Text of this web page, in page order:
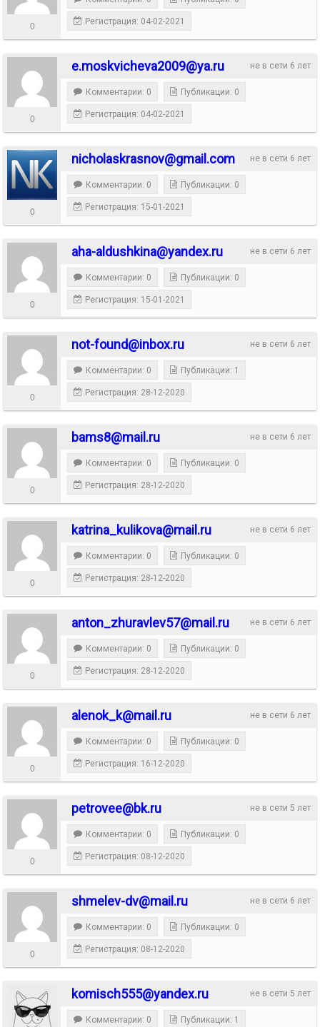
0 Регистрация: 04-02-2021
не в сети 6 лет
e.moskvicheva2009@ya.ru
0
Комментарии: 0 Публикации: 0
Регистрация: 04-02-2021
не в сети 6 лет
nicholaskrasnov@gmail.com
0
Комментарии: 0 Публикации: 0
Регистрация: 15-01-2021
не в сети 6 лет
aha-aldushkina@yandex.ru
0
Комментарии: 0 Публикации: 0
Регистрация: 15-01-2021
не в сети 6 лет
not-found@inbox.ru
0
Комментарии: 0 Публикации: 1
Регистрация: 28-12-2020
не в сети 6 лет
bams8@mail.ru
0
Комментарии: 0 Публикации: 0
Регистрация: 28-12-2020
не в сети 6 лет
katrina_kulikova@mail.ru
0
Комментарии: 0 Публикации: 0
Регистрация: 28-12-2020
не в сети 6 лет
anton_zhuravlev57@mail.ru
0
Комментарии: 0 Публикации: 0
Регистрация: 28-12-2020
не в сети 6 лет
alenok_k@mail.ru
0
Комментарии: 0 Публикации: 0
Регистрация: 16-12-2020
не в сети 5 лет
petrovee@bk.ru
0
Комментарии: 0 Публикации: 0
Регистрация: 08-12-2020
не в сети 6 лет
shmelev-dv@mail.ru
0
Комментарии: 0 Публикации: 0
Регистрация: 08-12-2020
не в сети 5 лет
komisch555@yandex.ru
Комментарии: 0 Публикации: 1